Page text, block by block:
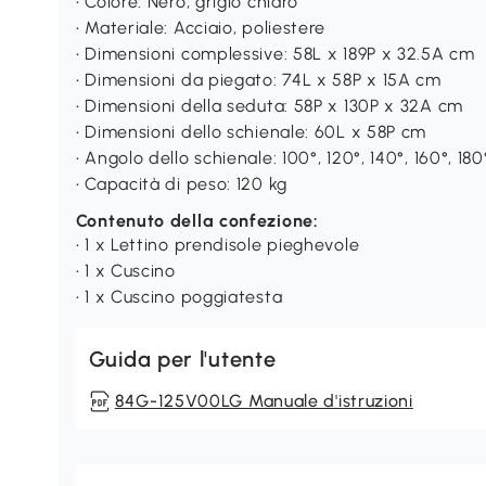
• Materiale: Acciaio, poliestere
• Dimensioni complessive: 58L x 189P x 32.5A cm
• Dimensioni da piegato: 74L x 58P x 15A cm
• Dimensioni della seduta: 58P x 130P x 32A cm
• Dimensioni dello schienale: 60L x 58P cm
• Angolo dello schienale: 100°, 120°, 140°, 160°,
• Capacità di peso: 120 kg
Contenuto della confezione:
• 1 x Lettino prendisole pieghevole
• 1 x Cuscino
• 1 x Cuscino poggiatesta
Guida per l'utente
84G-125V00LG Manuale d'istruzioni